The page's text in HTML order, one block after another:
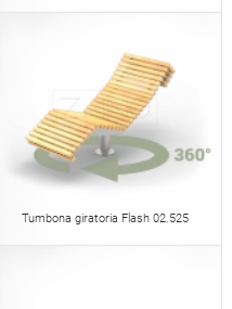
Tumbona giratoria Flash 02.525